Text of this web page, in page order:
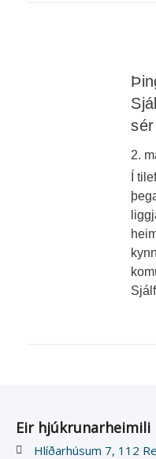
2.
Í
Eir hjúkrunarheimili
Hlíðarhúsum 7, 112